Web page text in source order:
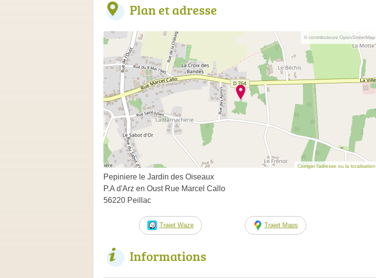
Plan et adresse
© contributeurs OpenStreetMap
Corriger l’adresse ou la localisation
Pepiniere le Jardin des Oiseaux
P.A d'Arz en Oust Rue Marcel Callo
56220 Peillac
Trajet Waze Trajet Maps
Informations